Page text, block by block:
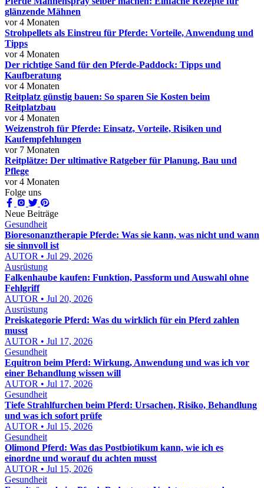
glänzende Mähnen
vor 4 Monaten
Strohpellets als Einstreu für Pferde: Vorteile, Anwendung und
Tipps
vor 4 Monaten
Der richtige Sand für den Pferde-Paddock: Tipps und
Kaufberatung
vor 4 Monaten
Reitplatz günstig bauen: So sparen Sie Kosten beim
Reitplatzbau
vor 4 Monaten
Weizenstroh für Pferde: Einsatz, Vorteile, Risiken und
Kaufempfehlungen
vor 7 Monaten
Reitplätze: Der ultimative Ratgeber für Planung, Bau und
Pflege
vor 4 Monaten
Folge uns
Neue Beiträge
Gesundheit
Bioresonanztherapie Pferde: Was sie kann, was nicht und wann
sie sinnvoll ist
AUTOR • Jul 29, 2026
Ausrüstung
Falkenhaube kaufen: Funktion, Passform und Auswahl ohne
Fehlgriff
AUTOR • Jul 20, 2026
Ausrüstung
Preiskategorie Pferd: Was du wirklich für ein Pferd zahlen
musst
AUTOR • Jul 17, 2026
Gesundheit
Equitron beim Pferd: Wirkung, Anwendung und was ich vor
einer Behandlung wissen will
AUTOR • Jul 17, 2026
Gesundheit
Tiefe Strahlfurchen beim Pferd: Ursachen, Risiko, Behandlung
und was ich sofort prüfe
AUTOR • Jul 15, 2026
Gesundheit
Olimond Pferd: Was das Postbiotikum kann, wie ich es
einordne und worauf du achten musst
AUTOR • Jul 15, 2026
Gesundheit